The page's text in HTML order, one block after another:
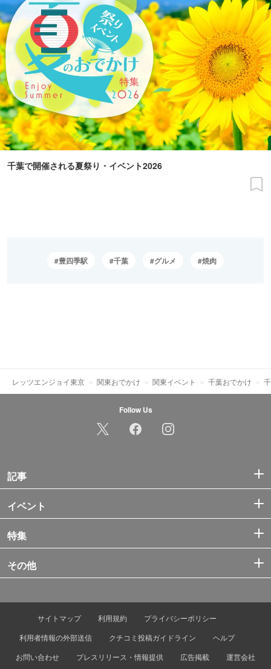
千葉で開催される夏祭り・イベント2026
豊四季駅 千葉 グルメ 焼肉
レッツエンジョイ東京 関東おでかけ 関東イベント 千葉おでかけ
Follow Us
記事
イベント
特集
その他
サイトマップ 利用規約
プライバシーポリシー
利用者情報の外部送信
クチコミ投稿ガイドライン
ヘルプ
お問い合わせ
プレスリリース・情報提供 広告掲載 運営会社